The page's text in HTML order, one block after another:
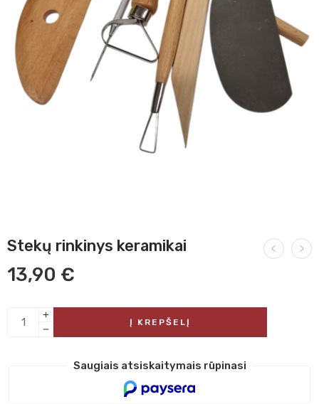
Stekų rinkinys keramikai
13,90 €
Į KREPŠELĮ
Saugiais atsiskaitymais rūpinasi